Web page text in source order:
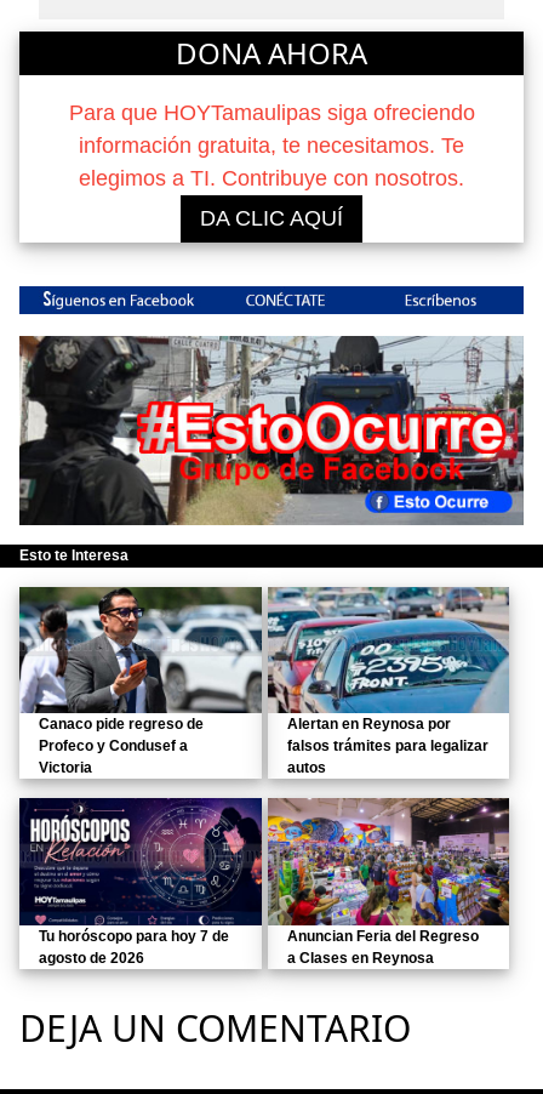
DONA AHORA
Para que HOYTamaulipas siga ofreciendo
información gratuita, te necesitamos. Te
elegimos a TI. Contribuye con nosotros.
DA CLIC AQUÍ
Esto te Interesa
Canaco pide regreso de
Profeco y Condusef a
Victoria
Alertan en Reynosa por
falsos trámites para legalizar
autos
Tu horóscopo para hoy 7 de
agosto de 2026
Anuncian Feria del Regreso
a Clases en Reynosa
DEJA UN COMENTARIO